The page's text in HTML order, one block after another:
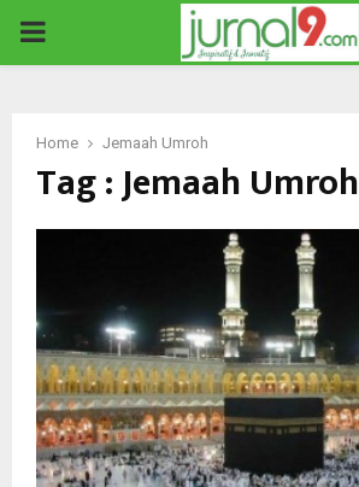
PRIMARY
Home Jemaah Umroh
Tag : Jemaah Umroh